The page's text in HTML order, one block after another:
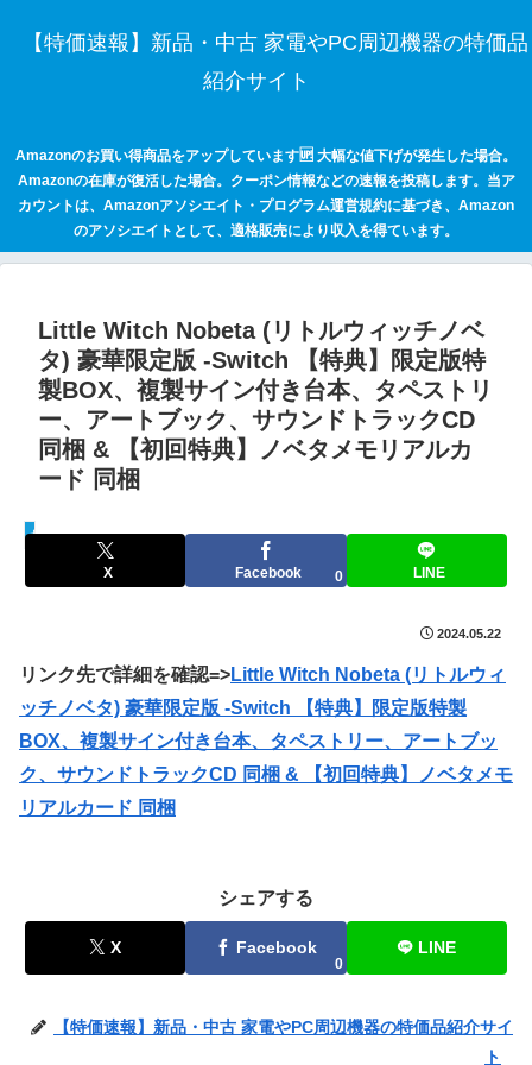
【特価速報】新品・中古 家電やPC周辺機器の特価品
紹介サイト
Amazonのお買い得商品をアップしています🆙 大幅な値下げが発生した場合。
Amazonの在庫が復活した場合。クーポン情報などの速報を投稿します。当ア
カウントは、Amazonアソシエイト・プログラム運営規約に基づき、Amazon
のアソシエイトとして、適格販売により収入を得ています。
Little Witch Nobeta (リトルウィッチノベ
タ) 豪華限定版 -Switch 【特典】限定版特
製BOX、複製サイン付き台本、タペストリ
ー、アートブック、サウンドトラックCD
同梱 & 【初回特典】ノベタメモリアルカ
ード 同梱
セールハンター 激安情報まとめサイト
X Facebook 0 LINE
2024.05.22
リンク先で詳細を確認=>Little Witch Nobeta (リトルウィ
ッチノベタ) 豪華限定版 -Switch 【特典】限定版特製
BOX、複製サイン付き台本、タペストリー、アートブッ
ク、サウンドトラックCD 同梱 & 【初回特典】ノベタメモ
リアルカード 同梱
シェアする
X Facebook
0
LINE
【特価速報】新品・中古 家電やPC周辺機器の特価品紹介サイ
ト